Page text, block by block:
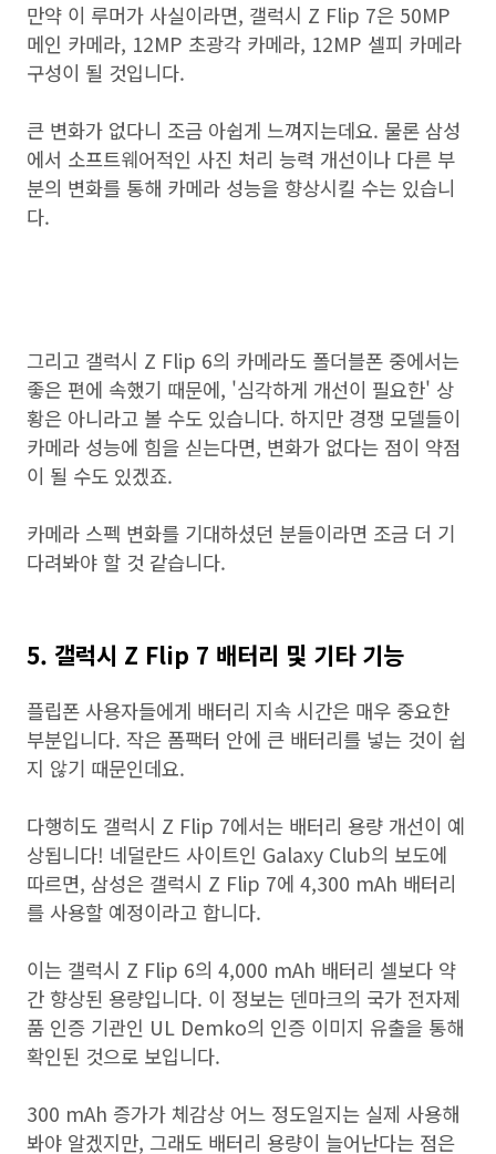
만약 이 루머가 사실이라면, 갤럭시 Z Flip 7은 50MP
메인 카메라, 12MP 초광각 카메라, 12MP 셀피 카메라
구성이 될 것입니다.
큰 변화가 없다니 조금 아쉽게 느껴지는데요. 물론 삼성
에서 소프트웨어적인 사진 처리 능력 개선이나 다른 부
분의 변화를 통해 카메라 성능을 향상시킬 수는 있습니
다.
그리고 갤럭시 Z Flip 6의 카메라도 폴더블폰 중에서는
좋은 편에 속했기 때문에, '심각하게 개선이 필요한' 상
황은 아니라고 볼 수도 있습니다. 하지만 경쟁 모델들이
카메라 성능에 힘을 싣는다면, 변화가 없다는 점이 약점
이 될 수도 있겠죠.
카메라 스펙 변화를 기대하셨던 분들이라면 조금 더 기
다려봐야 할 것 같습니다.
5. 갤럭시 Z Flip 7 배터리 및 기타 기능
플립폰 사용자들에게 배터리 지속 시간은 매우 중요한
부분입니다. 작은 폼팩터 안에 큰 배터리를 넣는 것이 쉽
지 않기 때문인데요.
다행히도 갤럭시 Z Flip 7에서는 배터리 용량 개선이 예
상됩니다! 네덜란드 사이트인 Galaxy Club의 보도에
따르면, 삼성은 갤럭시 Z Flip 7에 4,300 mAh 배터리
를 사용할 예정이라고 합니다.
이는 갤럭시 Z Flip 6의 4,000 mAh 배터리 셀보다 약
간 향상된 용량입니다. 이 정보는 덴마크의 국가 전자제
품 인증 기관인 UL Demko의 인증 이미지 유출을 통해
확인된 것으로 보입니다.
300 mAh 증가가 체감상 어느 정도일지는 실제 사용해
봐야 알겠지만, 그래도 배터리 용량이 늘어난다는 점은